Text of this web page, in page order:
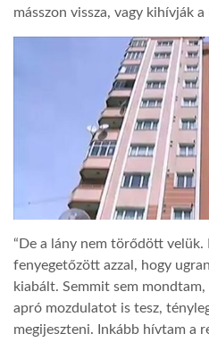
másszon vissza, vagy kihívják
“De a lány nem törődött velük.
fenyegetőzött azzal, hogy
kiabált. Semmit sem
apró mozdulatot is tesz,
megijeszteni. Inkább hívtam a